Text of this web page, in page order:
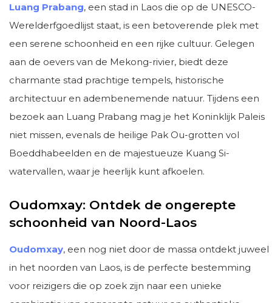
Luang Prabang, een stad in Laos die op de UNESCO-
Werelderfgoedlijst staat, is een betoverende plek met
een serene schoonheid en een rijke cultuur. Gelegen
aan de oevers van de Mekong-rivier, biedt deze
charmante stad prachtige tempels, historische
architectuur en adembenemende natuur. Tijdens een
bezoek aan Luang Prabang mag je het Koninklijk Paleis
niet missen, evenals de heilige Pak Ou-grotten vol
Boeddhabeelden en de majestueuze Kuang Si-
watervallen, waar je heerlijk kunt afkoelen.
Oudomxay: Ontdek de ongerepte
schoonheid van Noord-Laos
Oudomxay, een nog niet door de massa ontdekt juweel
in het noorden van Laos, is de perfecte bestemming
voor reizigers die op zoek zijn naar een unieke